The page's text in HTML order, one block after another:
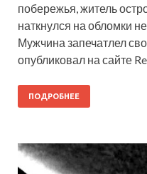
побережья, житель
наткнулся на обломки
Мужчина запечатлел
опубликовал на сайте
ПОДРОБНЕЕ